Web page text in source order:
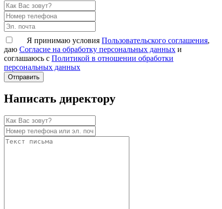
Я принимаю условияПользовательского соглашения,
даю Согласие на обработку персональных данных и
соглашаюсь с Политикой в отношении обработки
персональных данных
Написать директору